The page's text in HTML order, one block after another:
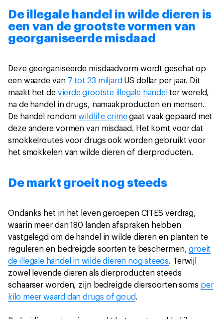
De illegale handel in wilde dieren is
een van de grootste vormen van
georganiseerde misdaad
Deze georganiseerde misdaadvorm wordt geschat op
een waarde van 7 tot 23 miljard US dollar per jaar. Dit
maakt het de vierde grootste illegale handel ter wereld,
na de handel in drugs, namaakproducten en mensen.
De handel rondomwildlife crimegaat vaak gepaard met
deze andere vormen van misdaad. Het komt voor dat
smokkelroutes voor drugs ook worden gebruikt voor
het smokkelen van wilde dieren of dierproducten.
De markt groeit nog steeds
Ondanks het in het leven geroepen CITES verdrag,
waarin meer dan 180 landen afspraken hebben
vastgelegd om de handel in wilde dieren en planten te
reguleren en bedreigde soorten te beschermen,groeit
de illegale handel in wilde dieren nog steeds. Terwijl
zowel levende dieren als dierproducten steeds
schaarser worden, zijn bedreigde diersoorten soms per
kilo meer waard dan drugs of goud.